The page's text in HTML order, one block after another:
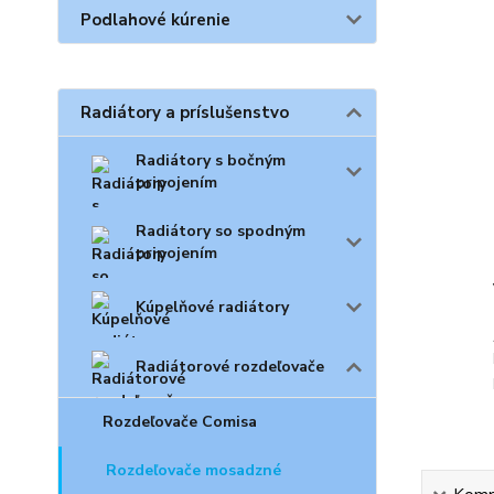
Podlahové kúrenie
Radiátory a príslušenstvo
Radiátory s bočným
pripojením
Radiátory so spodným
pripojením
Kúpelňové radiátory
Radiátorové rozdeľovače
Rozdeľovače Comisa
Rozdeľovače mosadzné